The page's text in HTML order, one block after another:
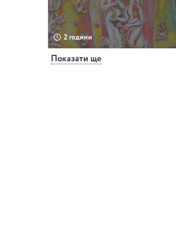
2 години
Показати ще